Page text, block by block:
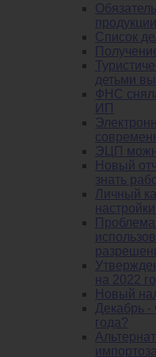
Список
детьми
ФНС
ИП
ЭЦП
Новый
знать
Личный
на 2022
Новый
Декабрь -
года?